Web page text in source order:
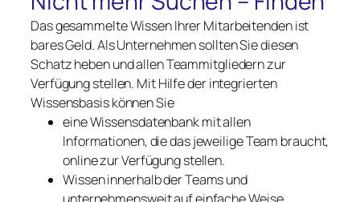
Das gesammelte Wissen Ihrer Mitarbeitenden ist
bares Geld. Als Unternehmen sollten Sie diesen
Schatz heben und allen Teammitgliedern zur
Verfügung stellen. Mit Hilfe der integrierten
Wissensbasis können Sie
eine Wissensdatenbank mit allen
Informationen, die das jeweilige Team braucht,
online zur Verfügung stellen.
Wissen innerhalb der Teams und